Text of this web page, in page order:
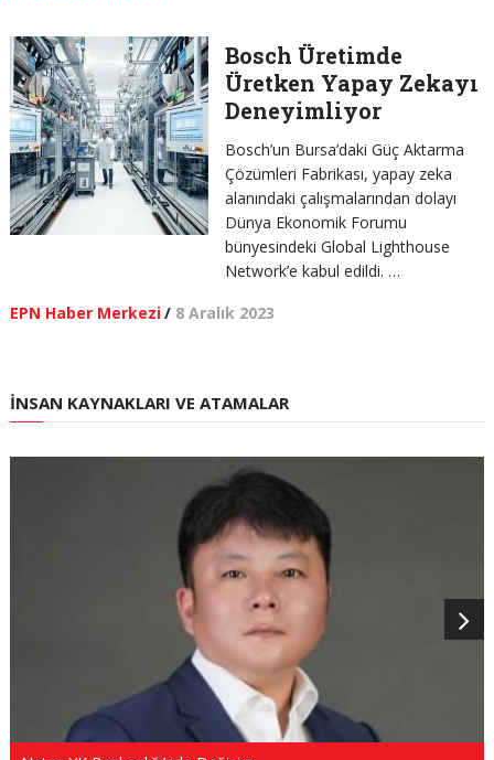
Bosch Üretimde
Üretken Yapay Zekayı
Deneyimliyor
Bosch’un Bursa’daki Güç Aktarma
Çözümleri Fabrikası, yapay zeka
alanındaki çalışmalarından dolayı
Dünya Ekonomik Forumu
bünyesindeki Global Lighthouse
Network’e kabul edildi. …
EPN Haber Merkezi/ 8 Aralık 2023
İNSAN KAYNAKLARI VE ATAMALAR